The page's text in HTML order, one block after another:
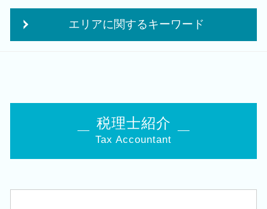
創業補助金 申請
個人事業主 開業資金 融資
法人化 タイミング
月次 巡回監査
税務 申告書 決算書
法人 税金 対策
損益分岐点 計算方法
相続時精算課税制度 デメリット
事業承継 相続
事業承継 節税
相続税 対策 アパート
相続税 対策 贈与
エリアに関するキーワード
税務顧問 税理士 相談 新潟駅
相続 税理士 相談 新発田市
相続 税理士 相談 胎内市
相続 税理士 相談 新潟市西区
創業支援 税理士 相談 新潟市南区
税理士紹介
Tax Accountant